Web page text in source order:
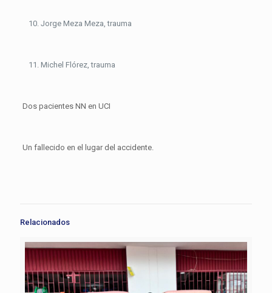
Jorge Meza Meza, trauma
Michel Flórez, trauma
Dos pacientes NN en UCI
Un fallecido en el lugar del accidente.
Relacionados